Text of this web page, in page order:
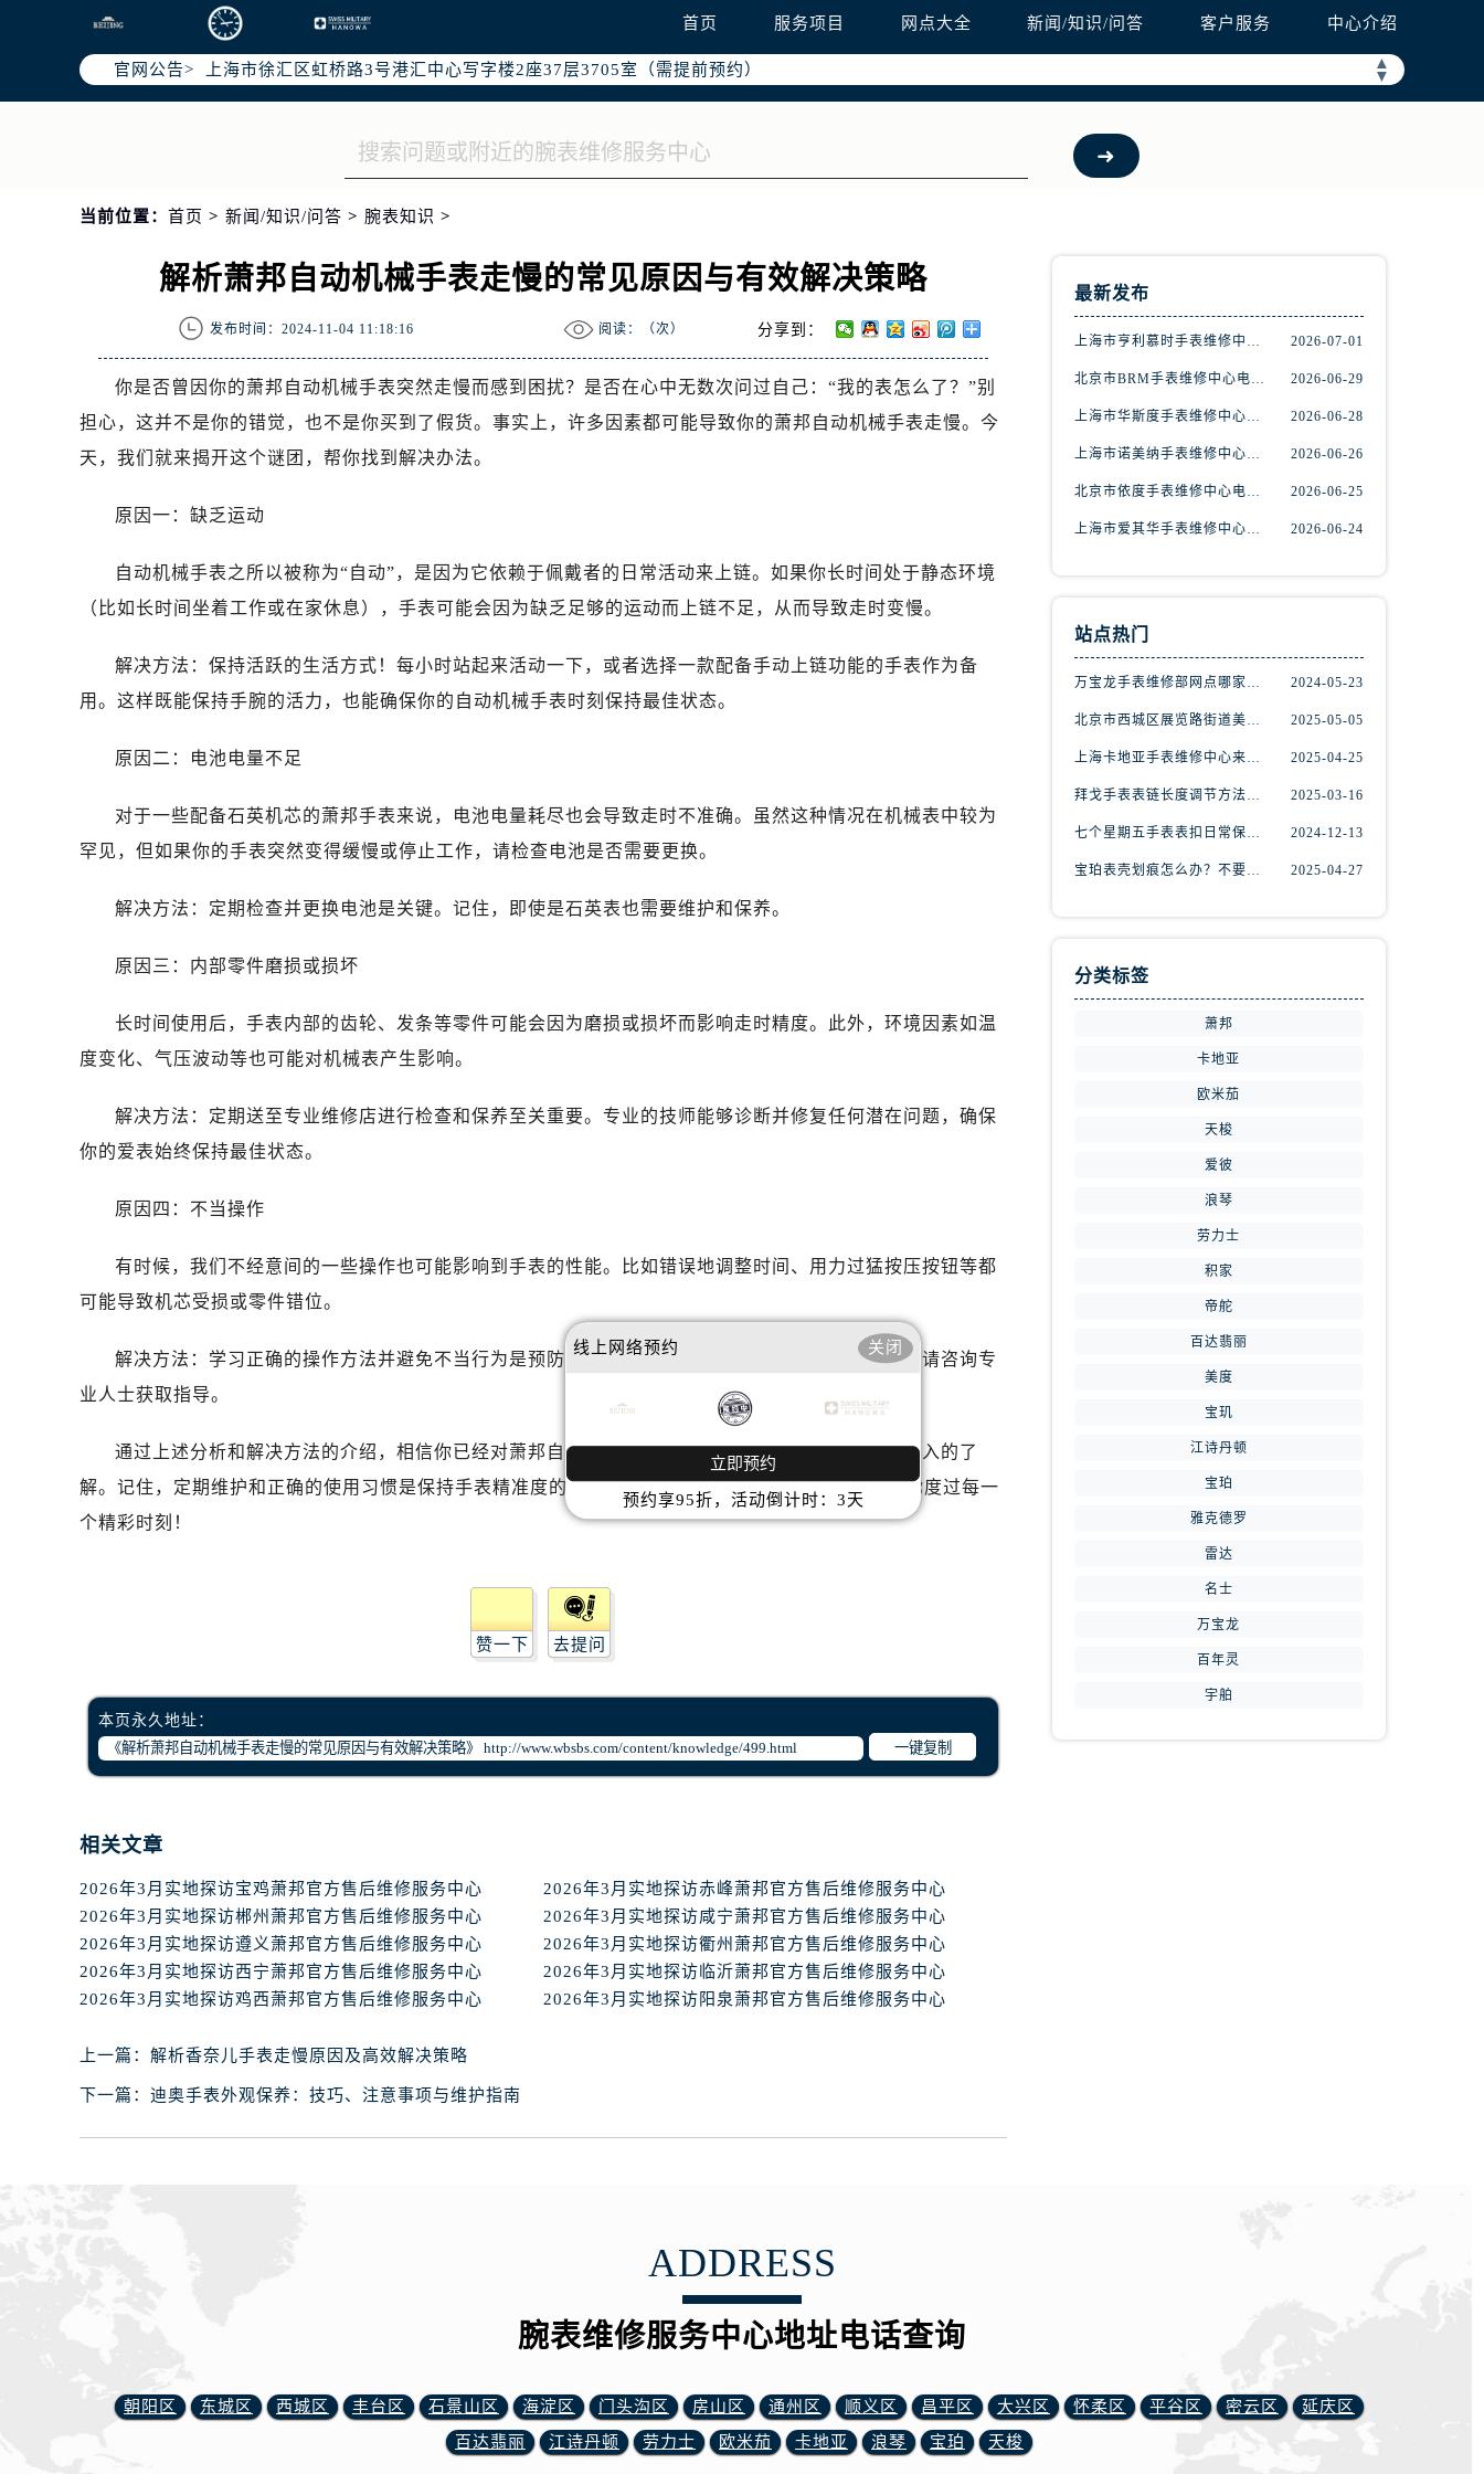
首页 服务项目 网点大全 新闻/知识/问答 客户服务 中心介绍
官网公告> ▲
▼
北京市朝阳区建国门外大街甲6号华熙国际中心写字楼D座11层1102室（需提前预约）
天津市和平区赤峰道136号天津国际金融中心写字楼26层2603室（需提前预约）
上海市徐汇区虹桥路3号港汇中心写字楼2座37层3705室（需提前预约）
上海市黄浦区南京东路299号宏伊国际广场写字楼8层806室（需提前预约）
常州市新北区龙锦路1590号现代传媒中心写字楼5号楼10层1008室（需提前预约）
扬州市邗江区国展路29号星耀天地写字楼1号楼18层1803室（需提前预约）
泰州市海陵区永定东路399号置地商务中心东塔写字楼（华润万象城）17层1706室（需提前预约）
宁波市江北区大闸南路500号来福士广场办公楼20层2009室（需提前预约）
金华市金东区东市南街777号金华万达广场写字楼4号楼22层2209室（需提前预约）
绍兴市越城区胜利东路379号世茂天际中心写字楼8层805室（需提前预约）
南昌市红谷滩新区红谷中大道998号绿地双子塔（中央广场）A1座办公楼14层07室（需提前预约）
济南市历下区经十路11111号华润中心写字楼（万象城）15层1508室（需提前预约）
广州市越秀区环市东路371-375号世界贸易中心大厦南塔写字楼15层07室（需提前预约）
深圳市罗湖区深南东路5001号华润大厦写字楼17层1701室（需提前预约）
厦门市思明区湖滨东路95号华润大厦写字楼B座11层1104室（需提前预约）
福州市鼓楼区五四路128-1号恒力城写字楼15层03室（需提前预约）
重庆市江北区观音桥步行街2号融恒时代广场写字楼9层902室（需提前预约）
郑州市二七区铭功路10号华润大厦写字楼29层2905室（需提前预约）
太原市迎泽区解放路15号亨得利名表服务中心（品牌授权店）3层整层（需提前预约）
沈阳市沈河区中街路83号亨得利名表服务中心（品牌授权店）1层整层（需提前预约）
温州市鹿城区锦绣路1067号置信广场10层1015室（需提前预约）
大连市中山区人民路15号国际金融大厦7层G室（需提前预约）
佛山市禅城区季华五路57号万科金融中心C座12层1205室（需提前预约）
无锡市梁溪区人民中路139号恒隆广场写字楼1座11层1104室（需提前预约）
南通市崇川区工农路57号圆融广场写字楼16层1603室（需提前预约）
武汉市江汉区解放大道686号世界贸易大厦38层09室（需提前预约）
合肥市蜀山区潜山路111号万象城华润大厦B座12楼03室（需提前预约）
泉州市丰泽区宝洲路729号浦西万达中心写字楼A座7楼709室（需提前预约）
青岛市南区山东路6号华润大厦B座22层04室（需提前预约）
烟台市芝罘区胜利路139号万达金融中心A座907室（需提前预约）
长春市朝阳区西安大路727号中银大厦A座(旺进大厦)18层09室（需提前预约）
贵阳市南明区都司高架桥路33号亨特国际金融中心14楼14D（需提前预约）
昆明市盘龙区北京路928号同德昆明广场写字楼10层06室（需提前预约）
石家庄市长安区中山东路39号勒泰中心写字楼B座13层07室（需提前预约）
西安市碑林区南关正街88号华侨城长安国际中心E座6楼10室（需提前预约）
唐山市路南区新华东道100号万达广场写字楼A座10层1002室（需提前预约）
台州市椒江区东海大道1800号腾达中心东1幢20楼2002室（需提前预约）
内蒙古自治区呼和浩特市玉泉区大学西街70号华润万象城写字楼（鄂尔多斯大厦）23层2326室（需提前预约）
黑龙江省大庆市萨尔图区会战大街腕表网售后服务中心（需提前预约）
黑龙江省牡丹江市东安区太平路腕表网售后服务中心（需提前预约）
黑龙江省七台河市桃山区大同街腕表网售后服务中心（需提前预约）
黑龙江省齐齐哈尔市龙沙区龙华路腕表网售后服务中心（需提前预约）
黑龙江省双鸭山市尖山区新兴大街腕表网售后服务中心（需提前预约）
黑龙江省伊春市伊美区通河路腕表网售后服务中心（需提前预约）
吉林省吉林市船营区河南街腕表网售后服务中心（需提前预约）
吉林省松原市宁江区五环大街腕表网售后服务中心（需提前预约）
吉林省通化市东昌区环通乡江南大街腕表网售后服务中心（需提前预约）
吉林省延边市延吉市解放路腕表网售后服务中心（需提前预约）
辽宁省朝阳市双塔区新华路腕表网售后服务中心（需提前预约）
辽宁省丹东市振兴区七经街腕表网售后服务中心（需提前预约）
当前位置： 首页 > 新闻/知识/问答 > 腕表知识 >
解析萧邦自动机械手表走慢的常见原因与有效解决策略
发布时间：2024-11-04 11:18:16 阅读：（次） 分享到：
你是否曾因你的萧邦自动机械手表突然走慢而感到困扰？是否在心中无数次问过自己：“我的表怎么了？”别
担心，这并不是你的错觉，也不是你买到了假货。事实上，许多因素都可能导致你的萧邦自动机械手表走慢。今
天，我们就来揭开这个谜团，帮你找到解决办法。
原因一：缺乏运动
自动机械手表之所以被称为“自动”，是因为它依赖于佩戴者的日常活动来上链。如果你长时间处于静态环境
（比如长时间坐着工作或在家休息），手表可能会因为缺乏足够的运动而上链不足，从而导致走时变慢。
解决方法：保持活跃的生活方式！每小时站起来活动一下，或者选择一款配备手动上链功能的手表作为备
用。这样既能保持手腕的活力，也能确保你的自动机械手表时刻保持最佳状态。
原因二：电池电量不足
对于一些配备石英机芯的萧邦手表来说，电池电量耗尽也会导致走时不准确。虽然这种情况在机械表中较为
罕见，但如果你的手表突然变得缓慢或停止工作，请检查电池是否需要更换。
解决方法：定期检查并更换电池是关键。记住，即使是石英表也需要维护和保养。
原因三：内部零件磨损或损坏
长时间使用后，手表内部的齿轮、发条等零件可能会因为磨损或损坏而影响走时精度。此外，环境因素如温
度变化、气压波动等也可能对机械表产生影响。
解决方法：定期送至专业维修店进行检查和保养至关重要。专业的技师能够诊断并修复任何潜在问题，确保
你的爱表始终保持最佳状态。
原因四：不当操作
有时候，我们不经意间的一些操作也可能影响到手表的性能。比如错误地调整时间、用力过猛按压按钮等都
可能导致机芯受损或零件错位。
解决方法：学习正确的操作方法并避免不当行为是预防问题的关键。如果你不确定如何正确操作，请咨询专
业人士获取指导。
通过上述分析和解决方法的介绍，相信你已经对萧邦自动机械手表走慢的原因及解决之道有了更深入的了
解。记住，定期维护和正确的使用习惯是保持手表精准度的关键。愿你的萧邦自动机械手表始终陪伴你度过每一
个精彩时刻！
赞一下 去提问
本页永久地址：
一键复制
相关文章
2026年3月实地探访宝鸡萧邦官方售后维修服务中心
2026年3月实地探访赤峰萧邦官方售后维修服务中心
2026年3月实地探访郴州萧邦官方售后维修服务中心
2026年3月实地探访咸宁萧邦官方售后维修服务中心
2026年3月实地探访遵义萧邦官方售后维修服务中心
2026年3月实地探访衢州萧邦官方售后维修服务中心
2026年3月实地探访西宁萧邦官方售后维修服务中心
2026年3月实地探访临沂萧邦官方售后维修服务中心
2026年3月实地探访鸡西萧邦官方售后维修服务中心
2026年3月实地探访阳泉萧邦官方售后维修服务中心
上一篇： 解析香奈儿手表走慢原因及高效解决策略
下一篇： 迪奥手表外观保养：技巧、注意事项与维护指南
最新发布
上海市亨利慕时手表维修中心电话（提供专业维修服务，确保您的手表焕然一新） 2026-07-01
北京市BRM手表维修中心电话（维修专家24小时在线，服务周到） 2026-06-29
上海市华斯度手表维修中心地址在哪里（寻找可靠维修服务不再难） 2026-06-28
上海市诺美纳手表维修中心地址在哪里（如何轻松找到它） 2026-06-26
北京市依度手表维修中心电话（提供专业维修服务，解决您的手表难题） 2026-06-25
上海市爱其华手表维修中心地址查询（如何轻松找到维修点） 2026-06-24
站点热门
万宝龙手表维修部网点哪家好(万宝龙手表售后维修服务专业、快捷、可靠的推荐) 2024-05-23
北京市西城区展览路街道美度手表维修点地址电话查询 2025-05-05
上海卡地亚手表维修中心来教你如何处理卡地亚手表走停的故障？ 2025-04-25
拜戈手表表链长度调节方法详解 2025-03-16
七个星期五手表表扣日常保养指南 2024-12-13
宝珀表壳划痕怎么办？不要慌，上海宝珀手表维修中心来帮忙 2025-04-27
分类标签
萧邦
卡地亚
欧米茄
天梭
爱彼
浪琴
劳力士
积家
帝舵
百达翡丽
美度
宝玑
江诗丹顿
宝珀
雅克德罗
雷达
名士
万宝龙
百年灵
宇舶
ADDRESS
腕表维修服务中心地址电话查询
朝阳区 东城区 西城区 丰台区 石景山区 海淀区 门头沟区 房山区 通州区 顺义区 昌平区 大兴区 怀柔区 平谷区 密云区
延庆区
百达翡丽
江诗丹顿 劳力士 欧米茄 卡地亚 浪琴 宝珀 天梭
线上网络预约 关闭
立即预约
预约享95折，活动倒计时：3天